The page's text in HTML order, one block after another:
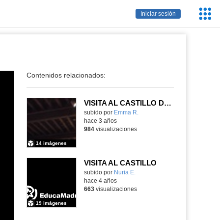
Iniciar sesión
Contenidos relacionados:
VISITA AL CASTILLO DE MANZANARES EL REAL
Contenido educativo.
subido por Emma R.
14 imágenes
hace 3 años
984visualizaciones
VISITA AL CASTILLO
subido por Nuria E.
19 imágenes
hace 4 años
663visualizaciones